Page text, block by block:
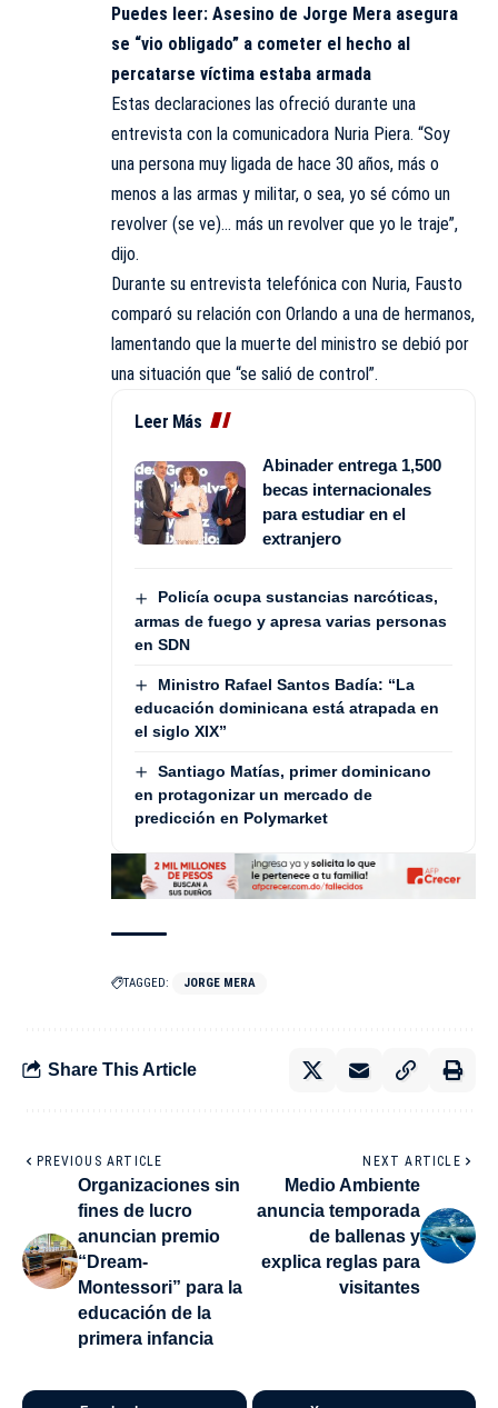
Puedes leer: Asesino de Jorge Mera asegura
se “vio obligado” a cometer el hecho al
percatarse víctima estaba armada
Estas declaraciones las ofreció durante una
entrevista con la comunicadora Nuria Piera. “Soy
una persona muy ligada de hace 30 años, más o
menos a las armas y militar, o sea, yo sé cómo un
revolver (se ve)… más un revolver que yo le traje”,
dijo.
Durante su entrevista telefónica con Nuria, Fausto
comparó su relación con Orlando a una de hermanos,
lamentando que la muerte del ministro se debió por
una situación que “se salió de control”.
Leer Más
Abinader entrega 1,500
becas internacionales
para estudiar en el
extranjero
Policía ocupa sustancias narcóticas,
armas de fuego y apresa varias personas
en SDN
Ministro Rafael Santos Badía: “La
educación dominicana está atrapada en
el siglo XIX”
Santiago Matías, primer dominicano
en protagonizar un mercado de
predicción en Polymarket
TAGGED: JORGE MERA
Share This Article
PREVIOUS ARTICLE
Organizaciones sin
fines de lucro
anuncian premio
“Dream-
Montessori” para la
educación de la
primera infancia
NEXT ARTICLE
Medio Ambiente
anuncia temporada
de ballenas y
explica reglas para
visitantes